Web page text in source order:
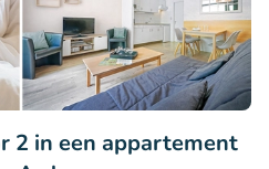
2 in een appartement